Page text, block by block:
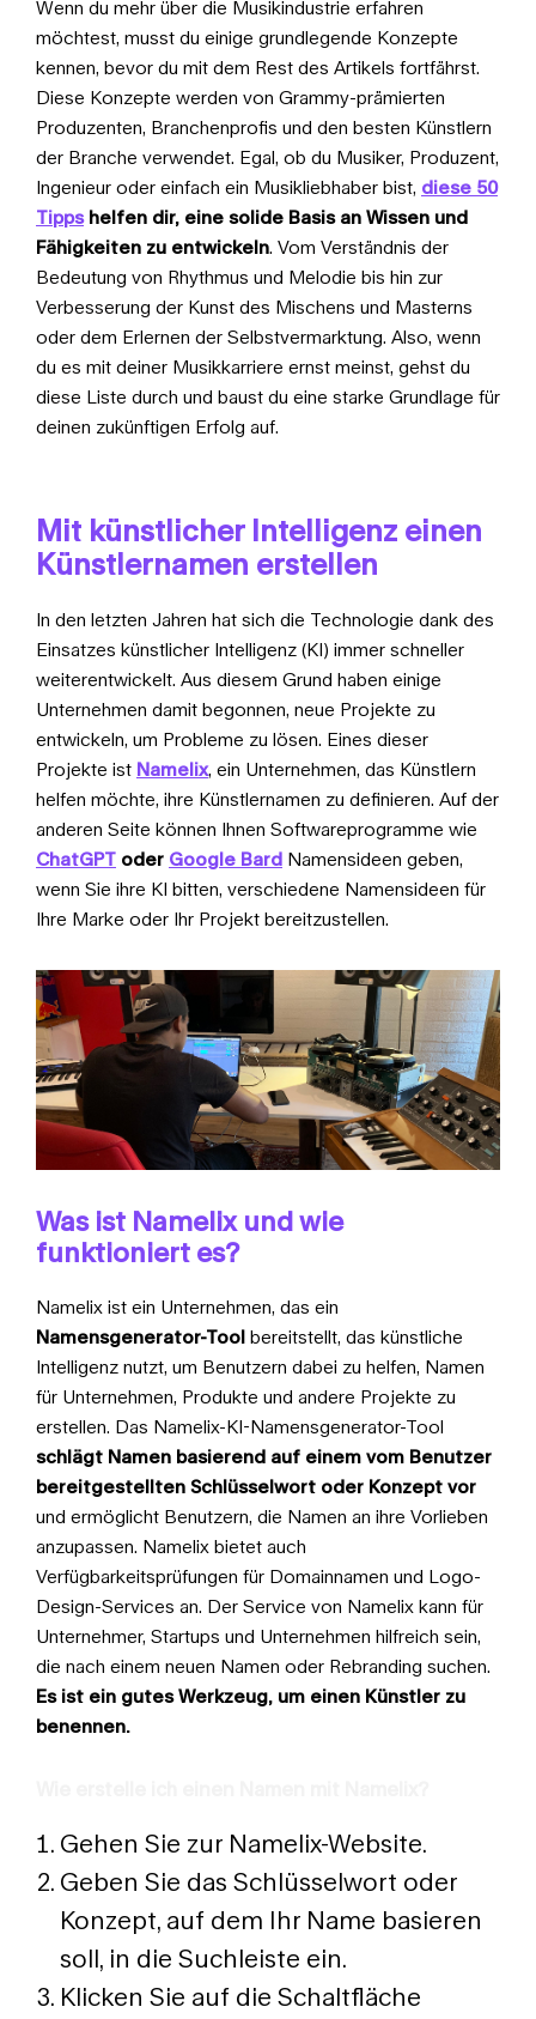
Wenn du mehr über die Musikindustrie erfahren
möchtest, musst du einige grundlegende Konzepte
kennen, bevor du mit dem Rest des Artikels fortfährst.
Diese Konzepte werden von Grammy-prämierten
Produzenten, Branchenprofis und den besten Künstlern
der Branche verwendet. Egal, ob du Musiker, Produzent,
Ingenieur oder einfach ein Musikliebhaber bist, diese 50
Tippshelfen dir, eine solide Basis an Wissen und
Fähigkeiten zu entwickeln . Vom Verständnis der
Bedeutung von Rhythmus und Melodie bis hin zur
Verbesserung der Kunst des Mischens und Masterns
oder dem Erlernen der Selbstvermarktung. Also, wenn
du es mit deiner Musikkarriere ernst meinst, gehst du
diese Liste durch und baust du eine starke Grundlage für
deinen zukünftigen Erfolg auf.
Mit künstlicher Intelligenz einen
Künstlernamen erstellen
In den letzten Jahren hat sich die Technologie dank des
Einsatzes künstlicher Intelligenz (KI) immer schneller
weiterentwickelt. Aus diesem Grund haben einige
Unternehmen damit begonnen, neue Projekte zu
entwickeln, um Probleme zu lösen. Eines dieser
Projekte ist Namelix, ein Unternehmen, das Künstlern
helfen möchte, ihre Künstlernamen zu definieren. Auf der
anderen Seite können Ihnen Softwareprogramme wie
ChatGPT oder Google Bard Namensideen geben,
wenn Sie ihre KI bitten, verschiedene Namensideen für
Ihre Marke oder Ihr Projekt bereitzustellen.
Was ist Namelix und wie
funktioniert es?
Namelix ist ein Unternehmen, das ein
Namensgenerator-Tool bereitstellt, das künstliche
Intelligenz nutzt, um Benutzern dabei zu helfen, Namen
für Unternehmen, Produkte und andere Projekte zu
erstellen. Das Namelix-KI-Namensgenerator-Tool
schlägt Namen basierend auf einem vom Benutzer
bereitgestellten Schlüsselwort oder Konzept vor
und ermöglicht Benutzern, die Namen an ihre Vorlieben
anzupassen. Namelix bietet auch
Verfügbarkeitsprüfungen für Domainnamen und Logo-
Design-Services an. Der Service von Namelix kann für
Unternehmer, Startups und Unternehmen hilfreich sein,
die nach einem neuen Namen oder Rebranding suchen.
Es ist ein gutes Werkzeug, um einen Künstler zu
benennen.
Gehen Sie zur Namelix-Website.
Geben Sie das Schlüsselwort oder
Konzept, auf dem Ihr Name basieren
soll, in die Suchleiste ein.
Klicken Sie auf die Schaltfläche